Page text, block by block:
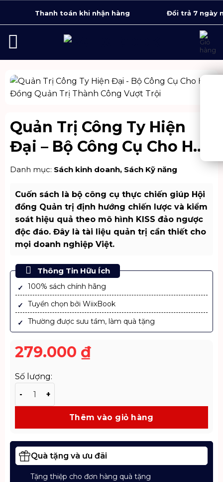
Thanh toán khi nhận hàng Đổi trả 7 ngày
Quản Trị Công Ty Hiện
Đại – Bộ Công Cụ Cho Hội
Đồng Quản Trị Thành
Công Vượt Trội
Danh mục: Sách kinh doanh, Sách Kỹ năng
Cuốn sách là bộ công cụ thực chiến giúp Hội
đồng Quản trị định hướng chiến lược và kiểm
soát hiệu quả theo mô hình KISS đảo ngược
độc đáo. Đây là tài liệu quản trị cần thiết cho
mọi doanh nghiệp Việt.
Thông Tin Hữu Ích
100% sách chính hãng
Tuyển chọn bởi WiixBook
Thường được sưu tầm, làm quà tặng
279.000 ₫
Số lượng:
Thêm vào giỏ hàng
Quà tặng và ưu đãi
Tặng thiệp cho đơn hàng quà tặng